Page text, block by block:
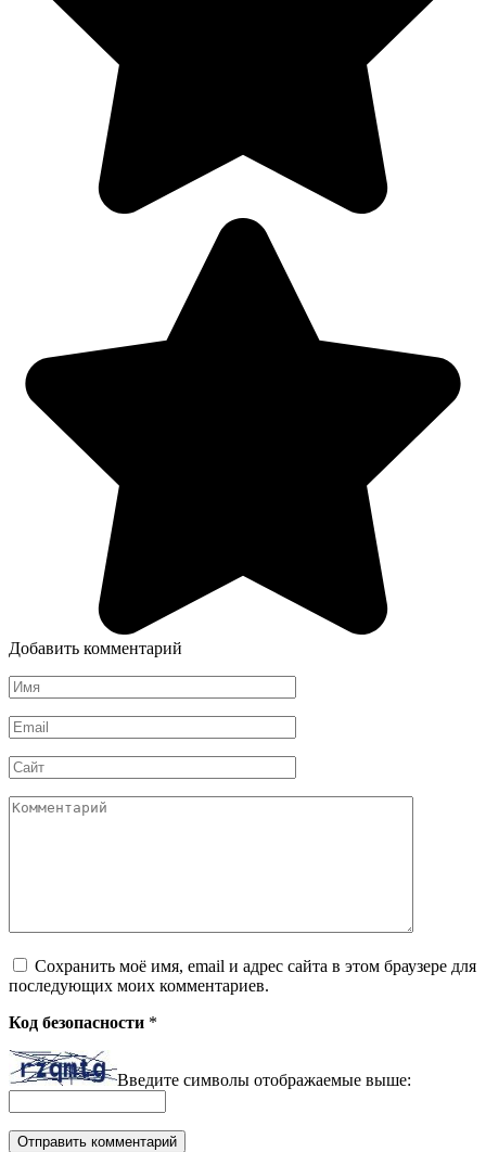
Добавить комментарий
Имя
*
Email
*
Сайт
Комментарий
Сохранить моё имя, email и адрес сайта в этом браузере для
последующих моих комментариев.
Код безопасности *
Введите символы отображаемые выше: